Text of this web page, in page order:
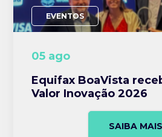
EVENTOS
05 ago
Equifax BoaVista
Valor Inovação 2026
SAIBA MAIS